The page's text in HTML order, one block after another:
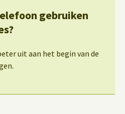
gebruiken
uit aan het begin van de